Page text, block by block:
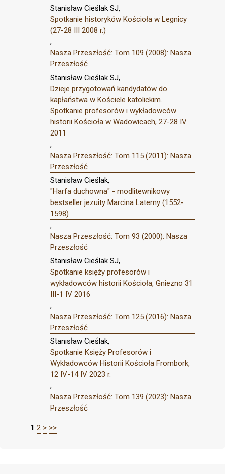
Stanisław Cieślak SJ,
Spotkanie historyków Kościoła w Legnicy
(27-28 III 2008 r.)
,
Nasza Przeszłość: Tom 109 (2008): Nasza
Przeszłość
Stanisław Cieślak SJ,
Dzieje przygotowań kandydatów do
kapłaństwa w Kościele katolickim.
Spotkanie profesorów i wykładowców
historii Kościoła w Wadowicach, 27-28 IV
2011
,
Nasza Przeszłość: Tom 115 (2011): Nasza
Przeszłość
Stanisław Cieślak,
"Harfa duchowna" - modlitewnikowy
bestseller jezuity Marcina Laterny (1552-
1598)
,
Nasza Przeszłość: Tom 93 (2000): Nasza
Przeszłość
Stanisław Cieślak SJ,
Spotkanie księży profesorów i
wykładowców historii Kościoła, Gniezno 31
III-1 IV 2016
,
Nasza Przeszłość: Tom 125 (2016): Nasza
Przeszłość
Stanisław Cieślak,
Spotkanie Księży Profesorów i
Wykładowców Historii Kościoła Frombork,
12 IV-14 IV 2023 r.
,
Nasza Przeszłość: Tom 139 (2023): Nasza
Przeszłość
1 2 > >>